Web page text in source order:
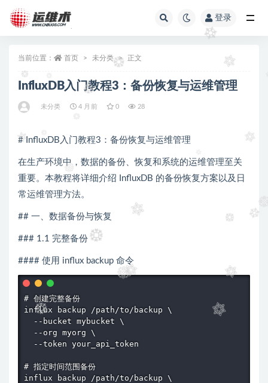
登录
当前位置： 首页 未分类 正文
InfluxDB入门教程3：备份恢复与运维管理
未分类 4 月前 0 28
# InfluxDB入门教程3：备份恢复与运维管理
在生产环境中，数据的备份、恢复和系统的运维管理至关
重要。本教程将详细介绍 InfluxDB 的备份恢复方案以及日
常运维管理方法。
## 一、数据备份与恢复
### 1.1 完整备份
#### 使用 influx backup 命令
# 创建完整备份
influx backup /path/to/backup \
  --bucket mybucket \
  --org myorg \
  --token your_api_token
# 指定时间范围备份
influx backup /path/to/backup \